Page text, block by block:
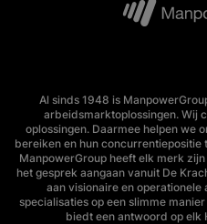
Al sinds 1948 is
arbeidsmarktoplossingen. Wij
oplossingen. Daarmee helpen we
bereiken en hun
ManpowerGroup heeft elk merk
het gesprek aangaan vanuit De
aan visionaire en
specialisaties op een slimme
biedt een antwoord op elk